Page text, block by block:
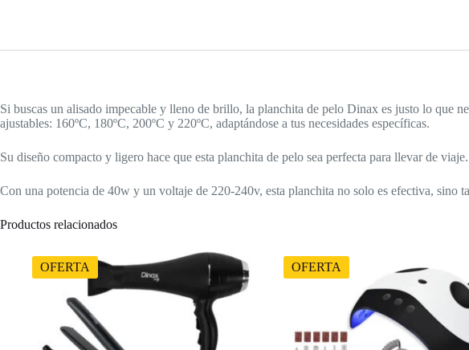
Si buscas un alisado impecable y lleno de brillo, la planchita de pelo Dinax es justo lo que
ajustables: 160ºC, 180ºC, 200ºC y 220ºC, adaptándose a tus necesidades específicas.
Su diseño compacto y ligero hace que esta planchita de pelo sea perfecta para llevar de
Con una potencia de 40w y un voltaje de 220-240v, esta planchita no solo es efectiva,
Productos relacionados
OFERTA OFERTA